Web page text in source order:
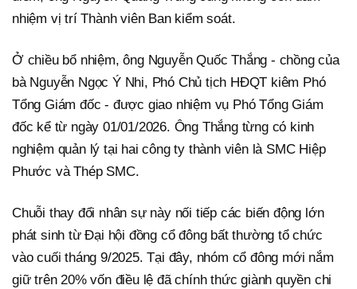
nhiệm vị trí Thành viên Ban kiểm soát.
Ở chiều bổ nhiệm, ông Nguyễn Quốc Thắng - chồng của
bà Nguyễn Ngọc Ý Nhi, Phó Chủ tịch HĐQT kiêm Phó
Tổng Giám đốc - được giao nhiệm vụ Phó Tổng Giám
đốc kể từ ngày 01/01/2026. Ông Thắng từng có kinh
nghiệm quản lý tại hai công ty thành viên là SMC Hiệp
Phước và Thép SMC.
Chuỗi thay đổi nhân sự này nối tiếp các biến động lớn
phát sinh từ Đại hội đồng cổ đông bất thường tổ chức
vào cuối tháng 9/2025. Tại đây, nhóm cổ đông mới nắm
giữ trên 20% vốn điều lệ đã chính thức giành quyền chi